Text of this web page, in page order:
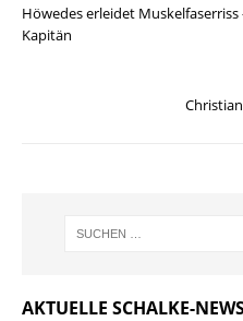
Höwedes erleidet
Kapitän
AKTUELLE SCHALKE-